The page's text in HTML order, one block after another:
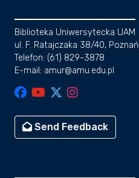
Biblioteka Uniwersytecka UAM
ul. F. Ratajczaka 38/40, Poznań
Telefon: (61) 829-3878
E-mail: amur@amu.edu.pl
Send Feedback